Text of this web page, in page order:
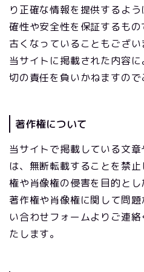
り正確な情報を提供するよ
確性や安全性を保証するも
古くなっていることもござい
当サイトに掲載された内容
切の責任を負いかねますので
著作権について
当サイトで掲載している文
は、無断転載することを禁
権や肖像権の侵害を目的とし
著作権や肖像権に関して問
い合わせフォームよりご連
たします。